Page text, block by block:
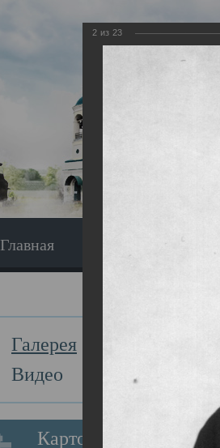
Главная Экскурсия
Галерея
Видео
Картотека
2 из 23